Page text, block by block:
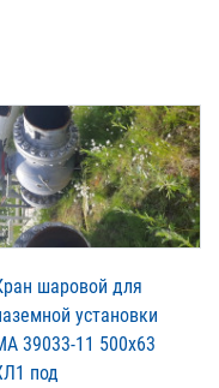
шаровой для
установки
39033-11 500х63
под